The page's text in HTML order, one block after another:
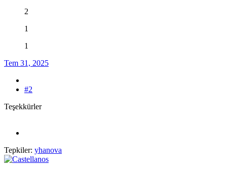
2
1
1
Tem 31, 2025
#2
Teşekkürler
Tepkiler: yhanova